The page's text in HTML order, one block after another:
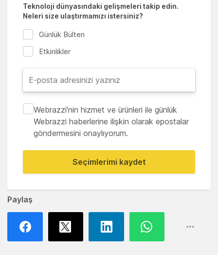
Paylaş
Teknoloji dünyasındaki gelişmeleri takip edin.
Neleri size ulaştırmamızı istersiniz?
Günlük Bülten
Etkinlikler
Webrazzi'nin hizmet ve ürünleri ile günlük
Webrazzi haberlerine ilişkin olarak epostalar
göndermesini onaylıyorum.
Seçimlerimi kaydet